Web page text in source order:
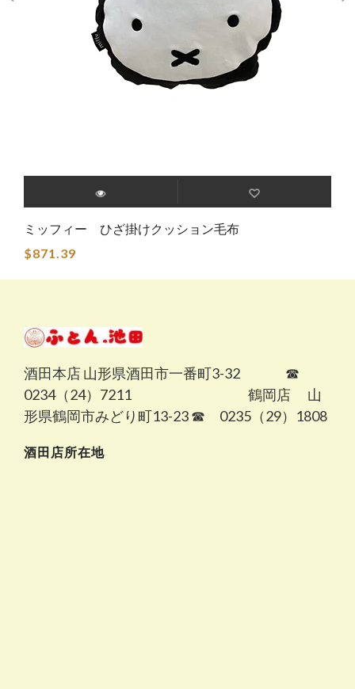
ミッフィー ひざ掛けクッション毛布
$871.39
酒田本店 山形県酒田市一番町3-32 ☎
0234（24）7211 鶴岡店 山
形県鶴岡市みどり町13-23 ☎ 0235（29）1808
酒田店所在地